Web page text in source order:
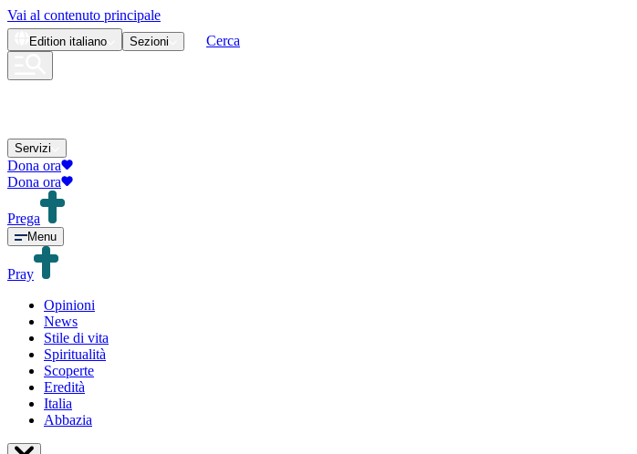
Vai al contenuto principale
Edition italiano Sezioni Cerca
Servizi
Dona ora
Dona ora
Prega
Menu
Pray
Opinioni
News
Stile di vita
Spiritualità
Scoperte
Eredità
Italia
Abbazia